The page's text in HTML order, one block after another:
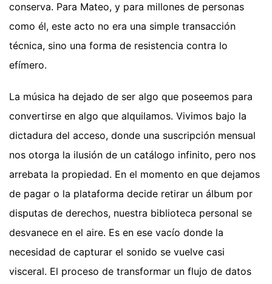
conserva. Para Mateo, y para millones de personas
como él, este acto no era una simple transacción
técnica, sino una forma de resistencia contra lo
efímero.
La música ha dejado de ser algo que poseemos para
convertirse en algo que alquilamos. Vivimos bajo la
dictadura del acceso, donde una suscripción mensual
nos otorga la ilusión de un catálogo infinito, pero nos
arrebata la propiedad. En el momento en que dejamos
de pagar o la plataforma decide retirar un álbum por
disputas de derechos, nuestra biblioteca personal se
desvanece en el aire. Es en ese vacío donde la
necesidad de capturar el sonido se vuelve casi
visceral. El proceso de transformar un flujo de datos